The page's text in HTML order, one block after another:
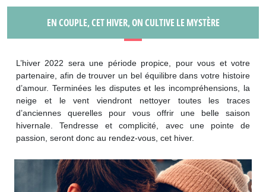
EN COUPLE, CET HIVER, ON CULTIVE LE MYSTÈRE
L’hiver 2022 sera une période propice, pour vous et votre
partenaire, afin de trouver un bel équilibre dans votre histoire
d’amour. Terminées les disputes et les incompréhensions, la
neige et le vent viendront nettoyer toutes les traces
d’anciennes querelles pour vous offrir une belle saison
hivernale. Tendresse et complicité, avec une pointe de
passion, seront donc au rendez-vous, cet hiver.